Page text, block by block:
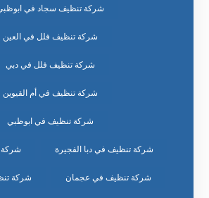
شركة تنظيف سجاد في
شركة تنظيف فلل في العين
شركة تنظيف فلل في دبي
شركة تنظيف في أم القيوين
شركة تنظيف في ابوظبي
شركة تنظيف في دبا الفجيرة
شركة تنظيف في عجمان شركة